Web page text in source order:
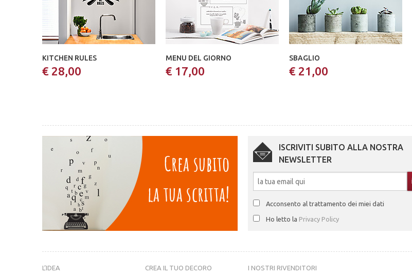
KITCHEN RULES
€ 28,00
MENU DEL GIORNO
€ 17,00
SBAGLIO
€ 21,00
ISCRIVITI SUBITO ALLA NOSTRA
NEWSLETTER
Acconsento al trattamento dei miei dati
Ho letto la Privacy Policy
L’IDEA
CREA IL TUO DECORO
I NOSTRI RIVENDITORI